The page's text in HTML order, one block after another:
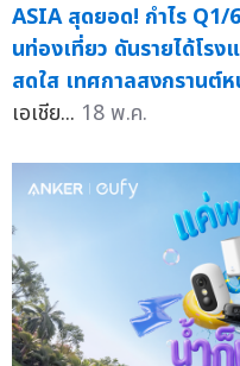
ASIA สุดยอด! กำไร
นท่องเที่ยว ดันรายได้โรง
สดใส เทศกาลสงกรานต์
เอเชีย... 18 พ.ค.